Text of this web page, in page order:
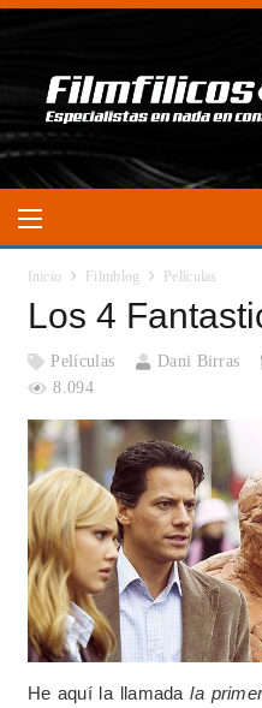
Inicio Filmblog Películas
Los 4
Películas Dani Birras
8.094
He aquí la llamadala